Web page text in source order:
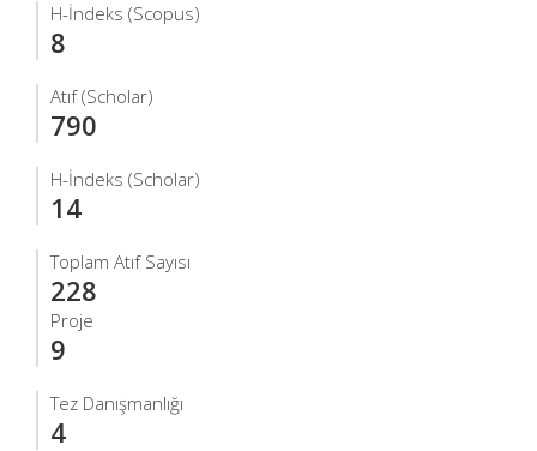
H-İndeks (Scopus)
8
Atıf (Scholar)
790
H-İndeks (Scholar)
14
Toplam Atıf Sayısı
228
Proje
9
Tez Danışmanlığı
4